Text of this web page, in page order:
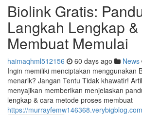
Biolink Gratis:
Langkah Lengkap
Membuat Memulai
haimaqhml512156 60 days ago News
Ingin memiliki menciptakan menggunakan
menarik? Jangan Tentu Tidak khawatir!
menyajikan memberikan menjelaskan
lengkap & cara metode proses membuat
https://